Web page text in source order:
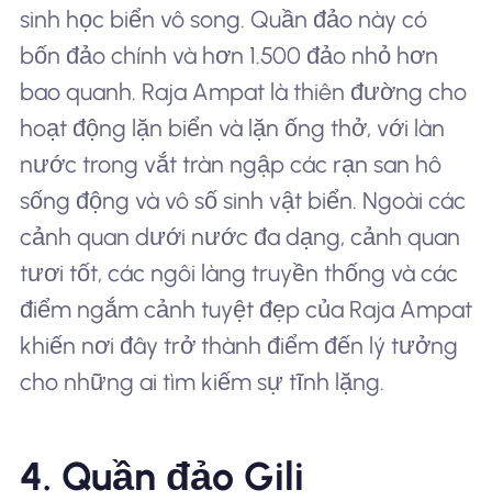
sinh học biển vô song. Quần đảo này có
bốn đảo chính và hơn 1.500 đảo nhỏ hơn
bao quanh. Raja Ampat là thiên đường cho
hoạt động lặn biển và lặn ống thở, với làn
nước trong vắt tràn ngập các rạn san hô
sống động và vô số sinh vật biển. Ngoài các
cảnh quan dưới nước đa dạng, cảnh quan
tươi tốt, các ngôi làng truyền thống và các
điểm ngắm cảnh tuyệt đẹp của Raja Ampat
khiến nơi đây trở thành điểm đến lý tưởng
cho những ai tìm kiếm sự tĩnh lặng.
4. Quần đảo Gili